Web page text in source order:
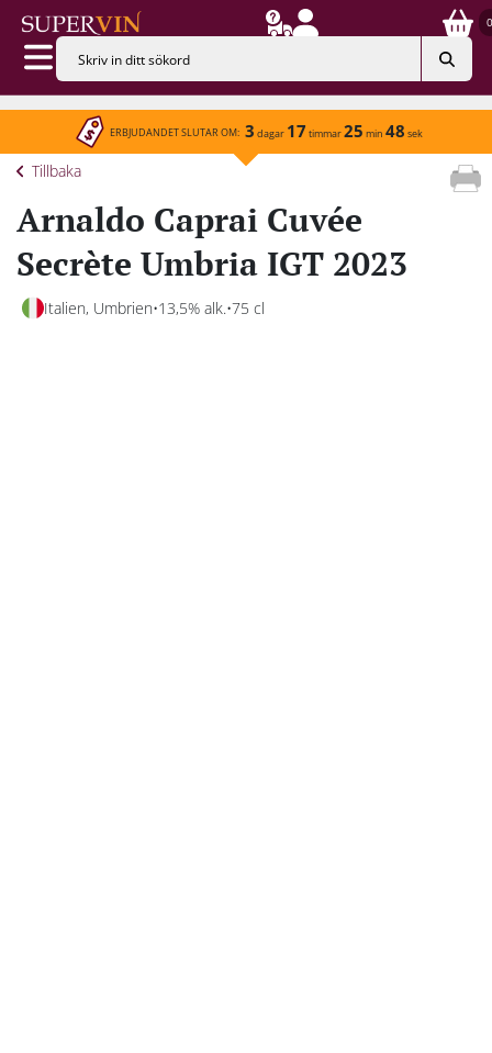
0
ERBJUDANDET SLUTAR OM: 3 dagar 17 timmar25 min 48 sek
Tillbaka
Arnaldo Caprai Cuvée
Secrète Umbria IGT 2023
Italien, Umbrien 13,5% alk. 75 cl